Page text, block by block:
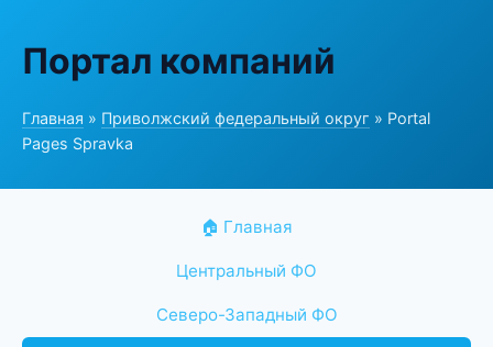
Портал компаний
Главная » Приволжский федеральный округ » Portal
Pages Spravka
🏠 Главная
Центральный ФО
Северо-Западный ФО